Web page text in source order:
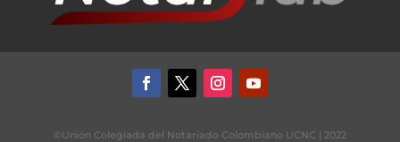
©Unión Colegiada del Notariado Colombiano UCNC | 2022